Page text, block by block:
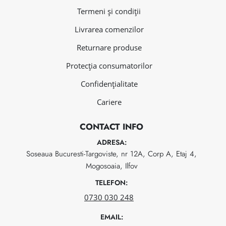
Termeni și condiții
Livrarea comenzilor
Returnare produse
Protecția consumatorilor
Confidențialitate
Cariere
CONTACT INFO
ADRESA:
Soseaua Bucuresti-Targoviste, nr 12A, Corp A, Etaj 4,
Mogosoaia, Ilfov
TELEFON:
0730 030 248
EMAIL: